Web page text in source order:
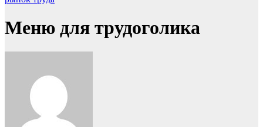
Меню для трудоголика